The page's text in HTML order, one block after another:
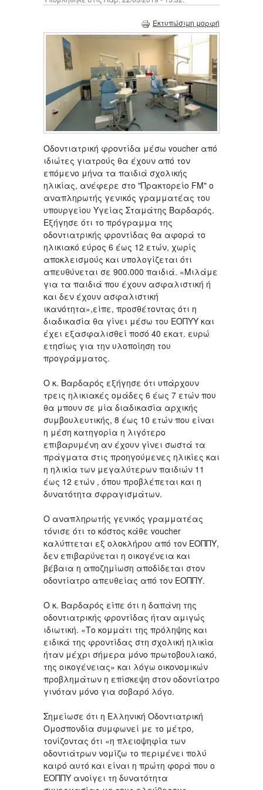
Εκτυπώσιμη μορφή
Οδοντιατρική φροντίδα μέσω voucher από
ιδιώτες γιατρούς θα έχουν από τον
επόμενο μήνα τα παιδιά σχολικής
ηλικίας, ανέφερε στο "Πρακτορείο FM" ο
αναπληρωτής γενικός γραμματέας του
υπουργείου Υγείας Σταμάτης Βαρδαρός.
Εξήγησε ότι το πρόγραμμα της
οδοντιατρικής φροντίδας θα αφορά το
ηλικιακό εύρος 6 έως 12 ετών, χωρίς
αποκλεισμούς και υπολογίζεται ότι
απευθύνεται σε 900.000 παιδιά. «Μιλάμε
για τα παιδιά που έχουν ασφαλιστική ή
και δεν έχουν ασφαλιστική
ικανότητα»,είπε, προσθέτοντας ότι η
διαδικασία θα γίνει μέσω του ΕΟΠΥΥ και
έχει εξασφαλισθεί ποσό 40 εκατ. ευρώ
ετησίως για την υλοποίηση του
προγράμματος.
Ο κ. Βαρδαρός εξήγησε ότι υπάρχουν
τρεις ηλικιακές ομάδες 6 έως 7 ετών που
θα μπουν σε μία διαδικασία αρχικής
συμβουλευτικής, 8 έως 10 ετών που είναι
η μέση κατηγορία η λιγότερο
επιβαρυμένη αν έχουν γίνει σωστά τα
πράγματα στις προηγούμενες ηλικίες και
η ηλικία των μεγαλύτερων παιδιών 11
έως 12 ετών , όπου προβλέπεται και η
δυνατότητα σφραγισμάτων.
Ο αναπληρωτής γενικός γραμματέας
τόνισε ότι το κόστος κάθε voucher
καλύπτεται εξ ολοκλήρου από τον ΕΟΠΠΥ,
δεν επιβαρύνεται η οικογένεια και
βέβαια η αποζημίωση αποδίδεται στον
οδοντίατρο απευθείας από τον ΕΟΠΠΥ.
Ο κ. Βαρδαρός είπε ότι η δαπάνη της
οδοντιατρικής φροντίδας ήταν αμιγώς
ιδιωτική. «Το κομμάτι της πρόληψης και
ειδικά της φροντίδας στη σχολική ηλικία
ήταν μέχρι σήμερα μόνο πρωτοβουλιακό,
της οικογένειας» και λόγω οικονομικών
προβλημάτων η επίσκεψη στον οδοντίατρο
γινόταν μόνο για σοβαρό λόγο.
Σημείωσε ότι η Ελληνική Οδοντιατρική
Ομοσπονδία συμφωνεί με το μέτρο,
τονίζοντας ότι «η πλειοψηφία των
οδοντιάτρων νομίζω το περιμένει πολύ
καιρό αυτό και είναι η πρώτη φορά που ο
ΕΟΠΠΥ ανοίγει τη δυνατότητα